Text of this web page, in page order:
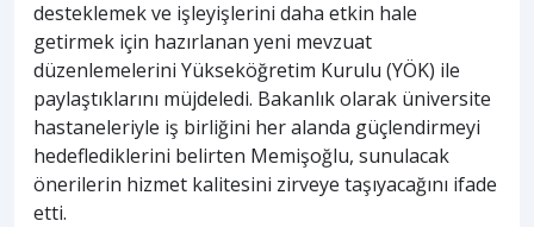
desteklemek ve işleyişlerini daha etkin hale
getirmek için hazırlanan yeni mevzuat
düzenlemelerini Yükseköğretim Kurulu (YÖK) ile
paylaştıklarını müjdeledi. Bakanlık olarak üniversite
hastaneleriyle iş birliğini her alanda güçlendirmeyi
hedeflediklerini belirten Memişoğlu, sunulacak
önerilerin hizmet kalitesini zirveye taşıyacağını ifade
etti.